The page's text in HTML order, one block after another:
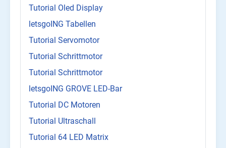
Tutorial Oled Display
letsgoING Tabellen
Tutorial Servomotor
Tutorial Schrittmotor
Tutorial Schrittmotor
letsgoING GROVE LED-Bar
Tutorial DC Motoren
Tutorial Ultraschall
Tutorial 64 LED Matrix